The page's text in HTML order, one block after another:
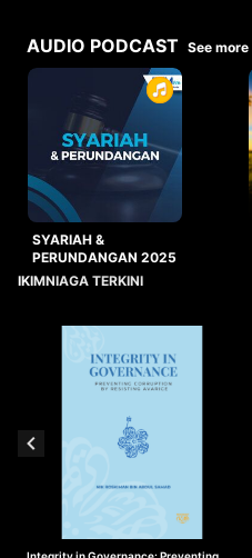
AUDIO PODCAST See more
SYARIAH &
PERUNDANGAN 2025
IKIMNIAGA TERKINI